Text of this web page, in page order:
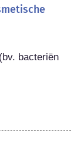
bacteriën